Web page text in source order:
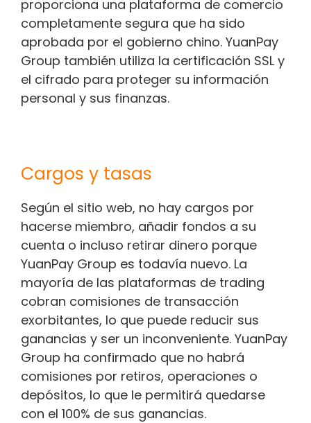
proporciona una plataforma de comercio
completamente segura que ha sido
aprobada por el gobierno chino. YuanPay
Group también utiliza la certificación SSL y
el cifrado para proteger su información
personal y sus finanzas.
Cargos y tasas
Según el sitio web, no hay cargos por
hacerse miembro, añadir fondos a su
cuenta o incluso retirar dinero porque
YuanPay Group es todavía nuevo. La
mayoría de las plataformas de trading
cobran comisiones de transacción
exorbitantes, lo que puede reducir sus
ganancias y ser un inconveniente. YuanPay
Group ha confirmado que no habrá
comisiones por retiros, operaciones o
depósitos, lo que le permitirá quedarse
con el 100% de sus ganancias.